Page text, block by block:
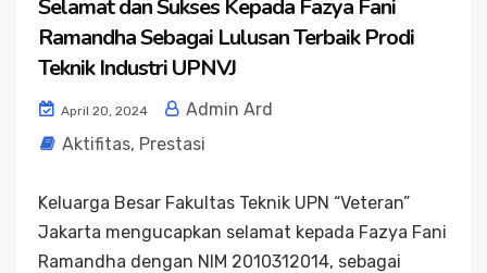
Selamat dan Sukses Kepada Fazya Fani
Ramandha Sebagai Lulusan Terbaik Prodi
Teknik Industri UPNVJ
April 20, 2024
Admin Ard
Aktifitas, Prestasi
Keluarga Besar Fakultas Teknik UPN “Veteran”
Jakarta mengucapkan selamat kepada Fazya Fani
Ramandha dengan NIM 2010312014, sebagai